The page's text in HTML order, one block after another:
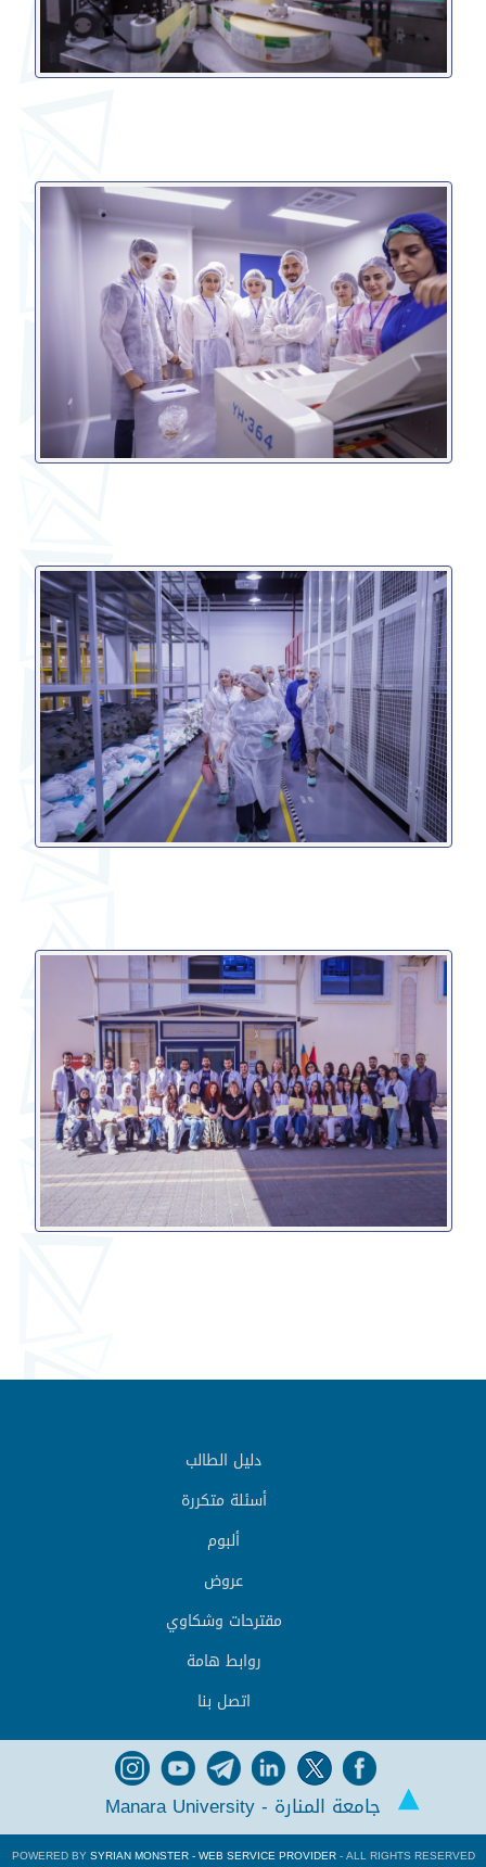
دليل الطالب
أسئلة متكررة
ألبوم
عروض
مقترحات وشكاوي
روابط هامة
اتصل بنا
جامعة المنارة - Manara University
POWERED BYSYRIAN MONSTER - WEB SERVICE PROVIDER- ALL RIGHTS RESERVED